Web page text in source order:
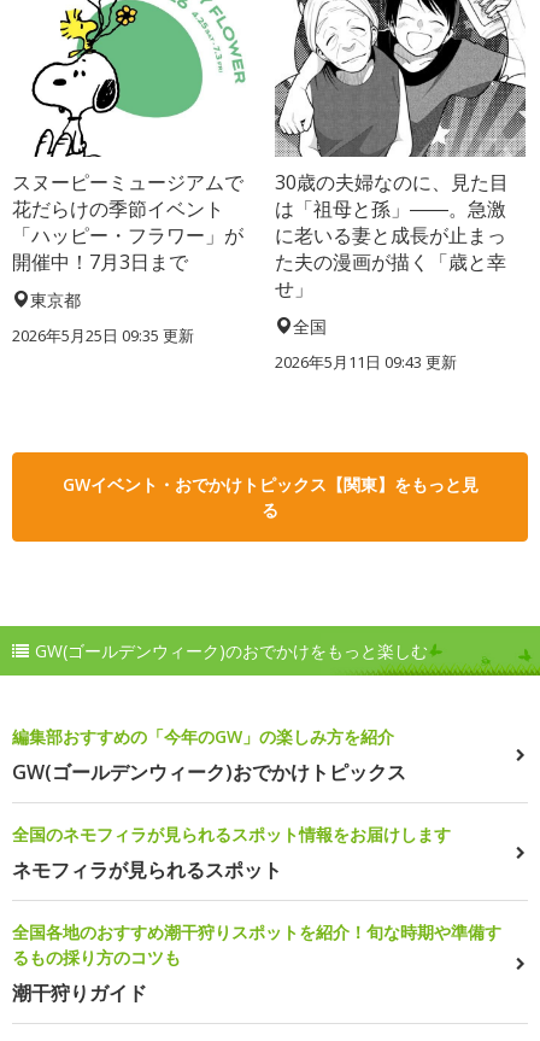
スヌーピーミュージアムで
花だらけの季節イベント
「ハッピー・フラワー」が
開催中！7月3日まで
東京都
2026年5月25日 09:35 更新
30歳の夫婦なのに、見た目
は「祖母と孫」――。急激
に老いる妻と成長が止まっ
た夫の漫画が描く「歳と幸
せ」
全国
2026年5月11日 09:43 更新
GWイベント・おでかけトピックス【関東】をもっと見
る
GW(ゴールデンウィーク)のおでかけをもっと楽しむ
編集部おすすめの「今年のGW」の楽しみ方を紹介
GW(ゴールデンウィーク)おでかけトピックス
全国のネモフィラが見られるスポット情報をお届けします
ネモフィラが見られるスポット
全国各地のおすすめ潮干狩りスポットを紹介！旬な時期や準備す
るもの採り方のコツも
潮干狩りガイド